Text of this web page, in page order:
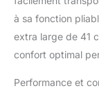
à sa fonction
extra large de 41
confort optimal
Performance et